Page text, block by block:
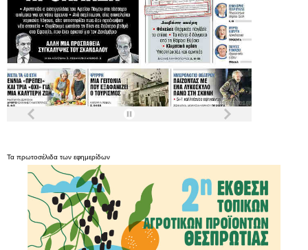
Τα πρωτοσέλιδα των εφημερίδων